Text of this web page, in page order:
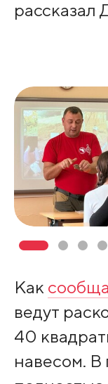
рассказал
Как
ведут
40
навесом. В